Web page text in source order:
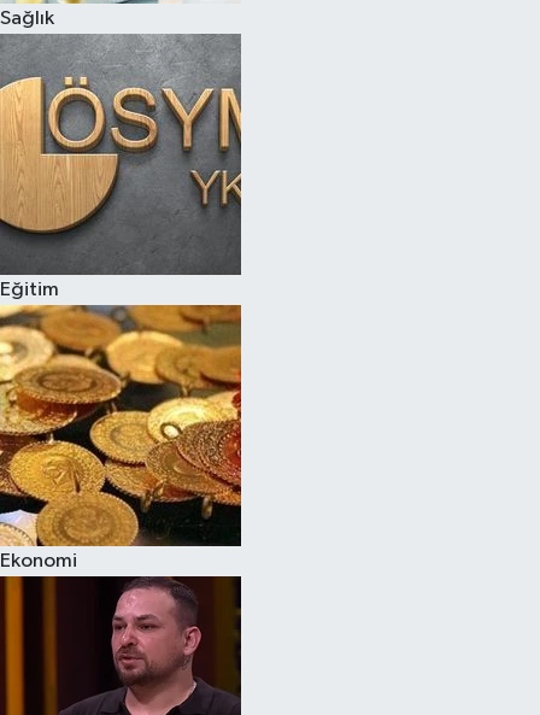
Sağlık
Eğitim
Ekonomi